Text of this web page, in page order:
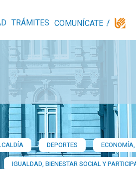
TRÁMITES COMUNÍCATE
DEPORTES
IGUALDAD, BIENESTAR SOCIAL Y